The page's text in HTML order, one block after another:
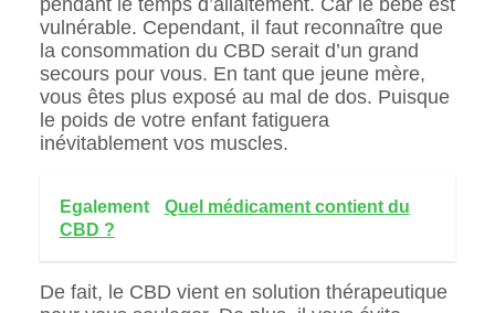
pendant le temps d’allaitement. Car le bébé est
vulnérable. Cependant, il faut reconnaître que
la consommation du CBD serait d’un grand
secours pour vous. En tant que jeune mère,
vous êtes plus exposé au mal de dos. Puisque
le poids de votre enfant fatiguera
inévitablement vos muscles.
Egalement
Quel médicament contient du
CBD ?
De fait, le CBD vient en solution thérapeutique